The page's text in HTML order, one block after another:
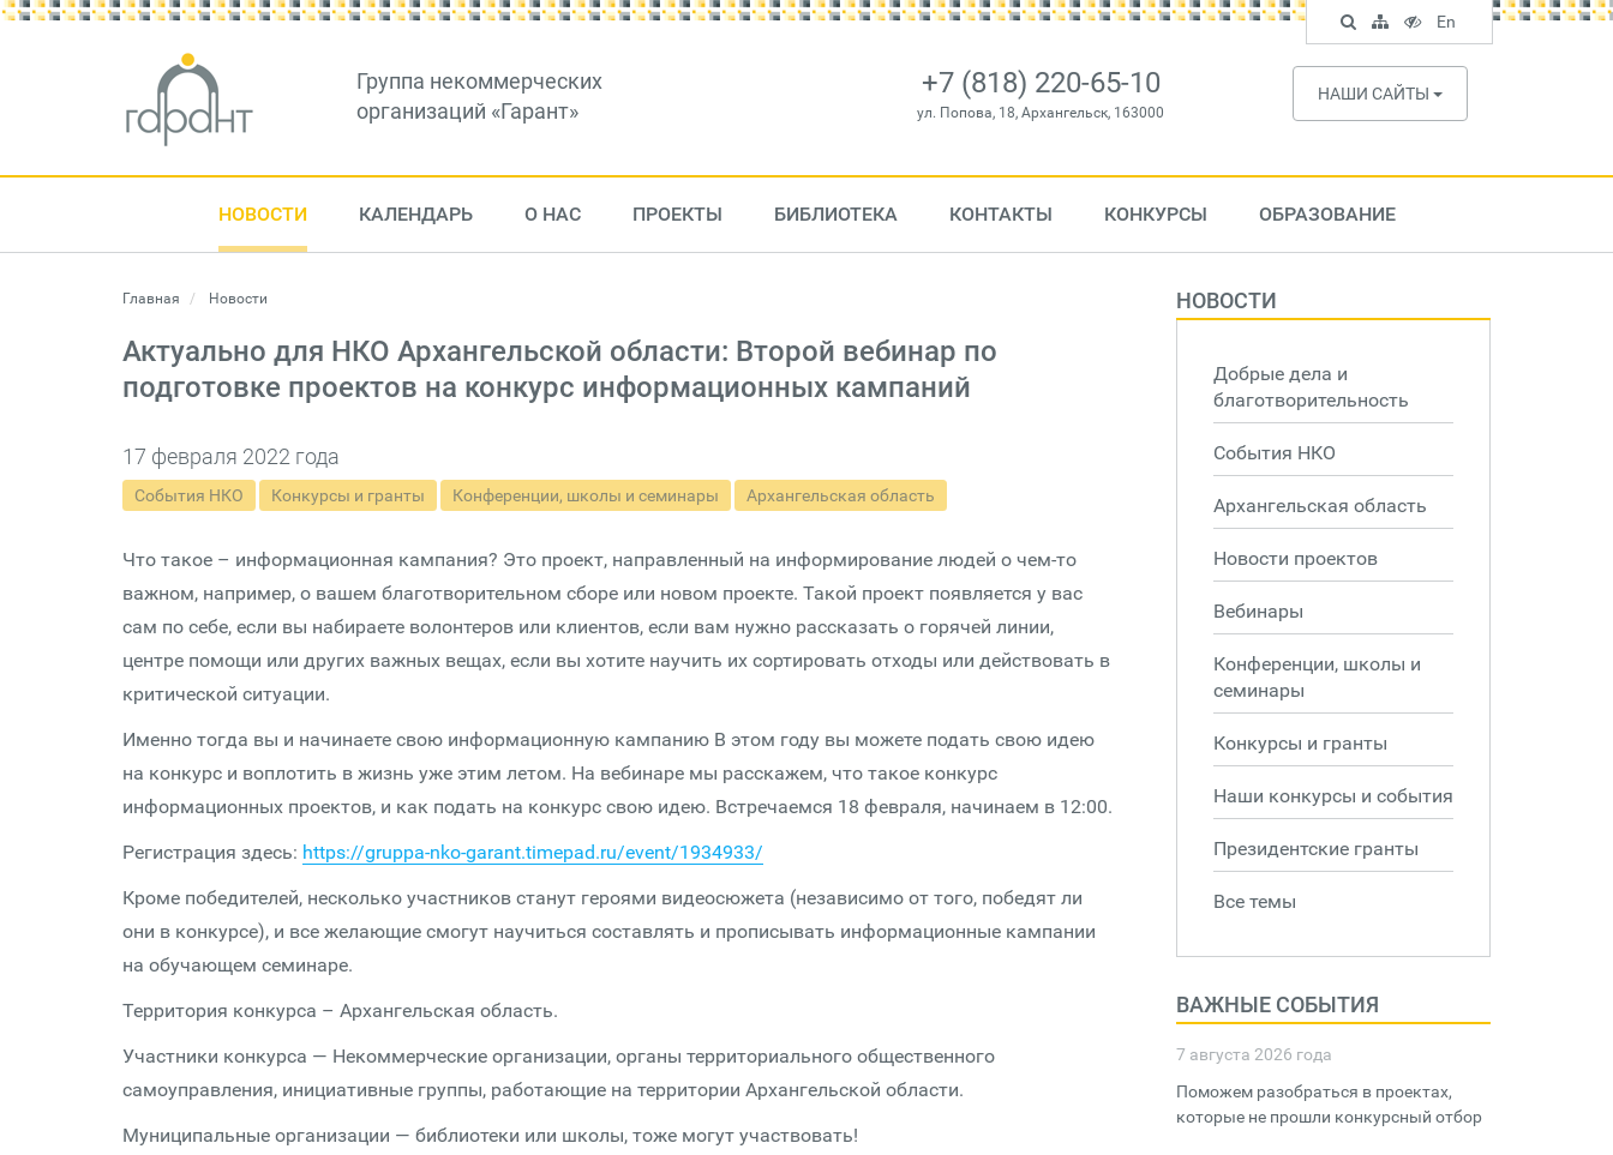
Группа некоммерческих
организаций «Гарант»
+7 (818) 220-65-10
ул. Попова, 18, Архангельск, 163000
НАШИ САЙТЫ
НОВОСТИ КАЛЕНДАРЬ О НАС ПРОЕКТЫ БИБЛИОТЕКА КОНТАКТЫ КОНКУРСЫ ОБРАЗОВАНИЕ
Главная Новости
Актуально для НКО Архангельской области: Второй вебинар по
подготовке проектов на конкурс информационных кампаний
17 февраля 2022 года
События НКО Конкурсы и гранты Конференции, школы и семинары Архангельская область
Что такое – информационная кампания? Это проект, направленный на информирование людей о чем-то
важном, например, о вашем благотворительном сборе или новом проекте. Такой проект появляется у вас
сам по себе, если вы набираете волонтеров или клиентов, если вам нужно рассказать о горячей линии,
центре помощи или других важных вещах, если вы хотите научить их сортировать отходы или действовать в
критической ситуации.
Именно тогда вы и начинаете свою информационную кампанию В этом году вы можете подать свою идею
на конкурс и воплотить в жизнь уже этим летом. На вебинаре мы расскажем, что такое конкурс
информационных проектов, и как подать на конкурс свою идею. Встречаемся 18 февраля, начинаем в 12:00.
Регистрация здесь: https://gruppa-nko-garant.timepad.ru/event/1934933/
Кроме победителей, несколько участников станут героями видеосюжета (независимо от того, победят ли
они в конкурсе), и все желающие смогут научиться составлять и прописывать информационные кампании
на обучающем семинаре.
Территория конкурса – Архангельская область.
Участники конкурса — Некоммерческие организации, органы территориального общественного
самоуправления, инициативные группы, работающие на территории Архангельской области.
Муниципальные организации — библиотеки или школы, тоже могут участвовать!
НОВОСТИ
Добрые дела и
благотворительность
События НКО
Архангельская область
Новости проектов
Вебинары
Конференции, школы и
семинары
Конкурсы и гранты
Наши конкурсы и события
Президентские гранты
Все темы
ВАЖНЫЕ СОБЫТИЯ
7 августа 2026 года
Поможем разобраться в проектах,
которые не прошли конкурсный отбор
Поиск
по
сайту
Карта
сайта
Версия
для
слабовидящих
En
English